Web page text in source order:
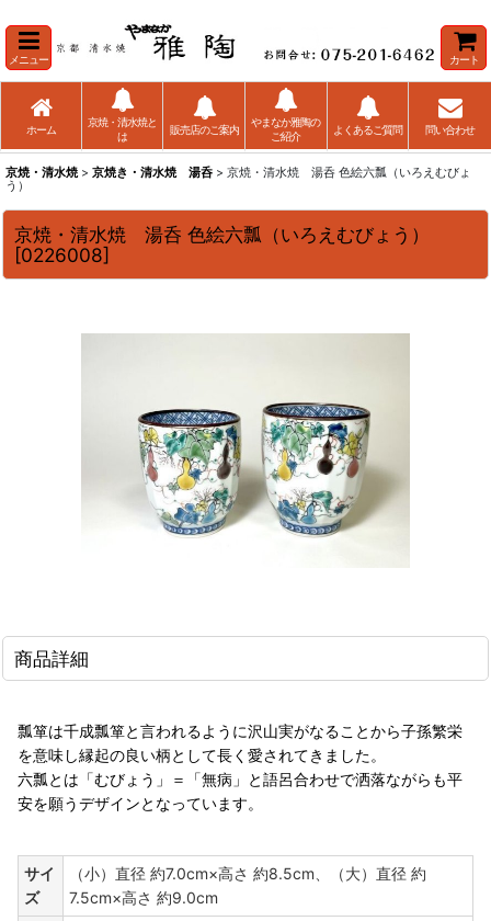
京焼・清水焼> 京焼き・清水焼 湯呑 > 京焼・清水焼 湯呑 色絵六瓢（いろえむびょ
う）
メニュー カート
ホーム
京焼・清水焼と
は
販売店のご案内
やまなか雅陶の
ご紹介
よくあるご質問 問い合わせ
京焼・清水焼 湯呑 色絵六瓢（いろえむびょう）
[0226008]
商品詳細
瓢箪は千成瓢箪と言われるように沢山実がなることから子孫繁栄
を意味し縁起の良い柄として長く愛されてきました。
六瓢とは「むびょう」＝「無病」と語呂合わせで洒落ながらも平
安を願うデザインとなっています。
サイ
ズ
（小）直径 約7.0cm×高さ 約8.5cm、（大）直径 約
7.5cm×高さ 約9.0cm